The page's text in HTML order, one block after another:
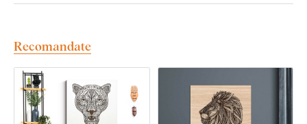
Calitate din lemn care durează ani de
zile
Recomandate